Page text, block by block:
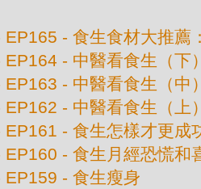
EP165 - 食生食材大推薦
EP164 - 中醫看食生（下
EP163 - 中醫看食生（中
EP162 - 中醫看食生（上
EP161 - 食生怎樣才更成
EP160 - 食生月經恐慌和
EP159 - 食生瘦身